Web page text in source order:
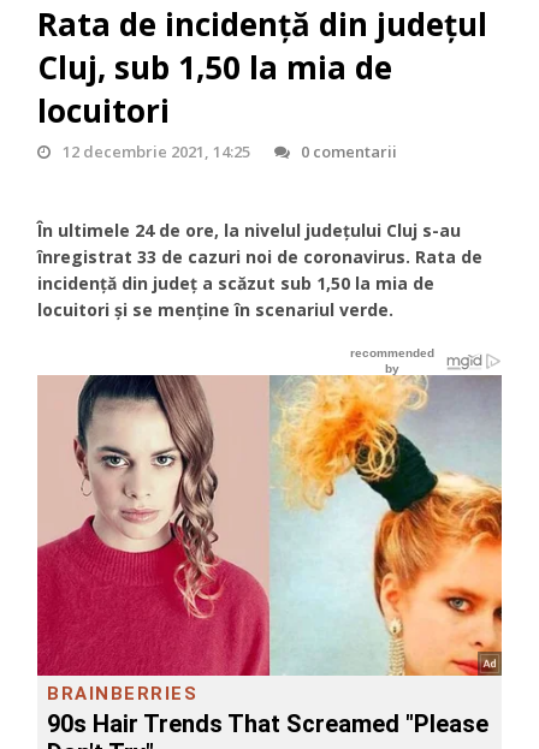
Rata de incidență din județul
Cluj, sub 1,50 la mia de
locuitori
12 decembrie 2021, 14:25 0 comentarii
În ultimele 24 de ore, la nivelul județului Cluj s-au
înregistrat 33 de cazuri noi de coronavirus. Rata de
incidență din județ a scăzut sub 1,50 la mia de
locuitori și se menține în scenariul verde.